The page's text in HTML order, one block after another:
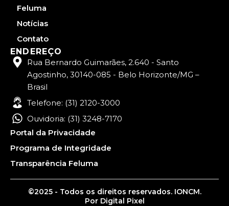
Feluma
Notícias
Contato
ENDEREÇO
Rua Bernardo Guimarães, 2.640 - Santo
Agostinho, 30140-085 - Belo Horizonte/MG –
Brasil
Telefone: (31) 2120-3000
Ouvidoria: (31) 3248-7170
Portal da Privacidade
Programa de Integridade
Transparência Feluma
©2025 - Todos os direitos reservados. IONCM.
Por Digital Pixel